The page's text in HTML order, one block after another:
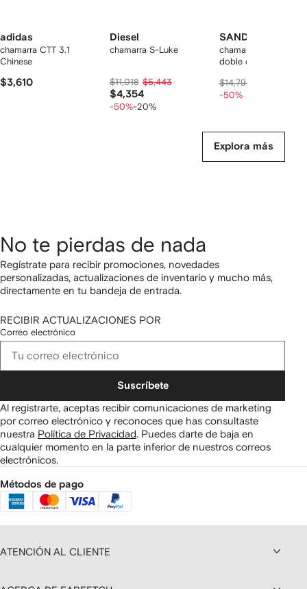
adidas
chamarra CTT 3.1
Chinese
$3,610
Diesel
chamarra S-Luke
$11,018 $5,443
$4,354
-50%-20%
SANDRO
chamarra bomber
doble cara
$14,790
-50%
Explora más
No te pierdas de nada
Regístrate para recibir promociones, novedades
personalizadas, actualizaciones de inventario y mucho más,
directamente en tu bandeja de entrada.
RECIBIR ACTUALIZACIONES POR
Correo electrónico
Suscríbete
Al registrarte, aceptas recibir comunicaciones de marketing
por correo electrónico y reconoces que has consultaste
nuestra Política de Privacidad Puedes darte de baja en
cualquier momento en la parte inferior de nuestros correos
electrónicos.
Métodos de pago
ATENCIÓN AL CLIENTE